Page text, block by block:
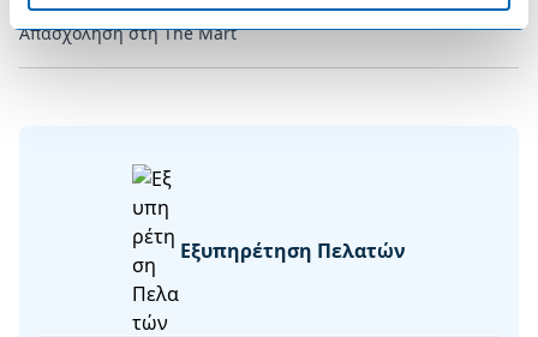
Απασχόληση στη The Mart
Εξυπηρέτηση Πελατών